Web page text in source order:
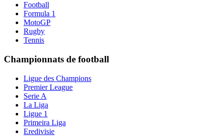
Football
Formula 1
MotoGP
Rugby
Tennis
Championnats de football
Ligue des Champions
Premier League
Serie A
La Liga
Ligue 1
Primeira Liga
Eredivisie